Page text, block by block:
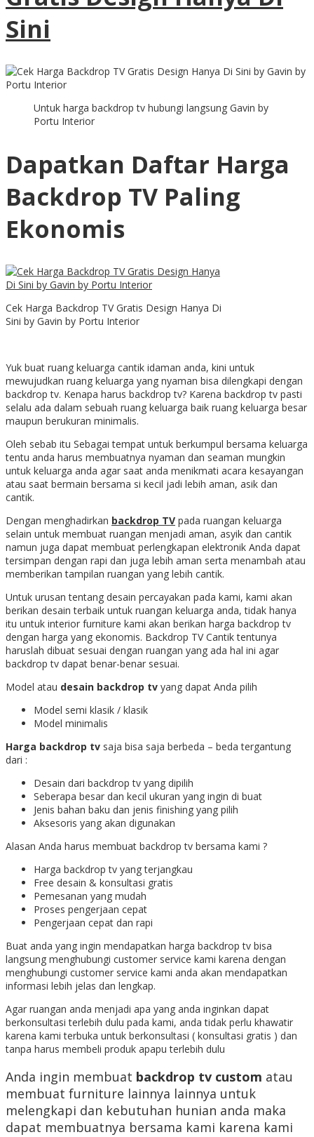
Sini
Untuk harga backdrop tv hubungi langsung Gavin by
Portu Interior
Dapatkan Daftar Harga
Backdrop TV Paling
Ekonomis
Cek Harga Backdrop TV Gratis Design Hanya Di
Sini by Gavin by Portu Interior
Yuk buat ruang keluarga cantik idaman anda, kini untuk
mewujudkan ruang keluarga yang nyaman bisa dilengkapi dengan
backdrop tv. Kenapa harus backdrop tv? Karena backdrop tv pasti
selalu ada dalam sebuah ruang keluarga baik ruang keluarga besar
maupun berukuran minimalis.
Oleh sebab itu Sebagai tempat untuk berkumpul bersama keluarga
tentu anda harus membuatnya nyaman dan seaman mungkin
untuk keluarga anda agar saat anda menikmati acara kesayangan
atau saat bermain bersama si kecil jadi lebih aman, asik dan
cantik.
Dengan menghadirkan backdrop TV pada ruangan keluarga
selain untuk membuat ruangan menjadi aman, asyik dan cantik
namun juga dapat membuat perlengkapan elektronik Anda dapat
tersimpan dengan rapi dan juga lebih aman serta menambah atau
memberikan tampilan ruangan yang lebih cantik.
Untuk urusan tentang desain percayakan pada kami, kami akan
berikan desain terbaik untuk ruangan keluarga anda, tidak hanya
itu untuk interior furniture kami akan berikan harga backdrop tv
dengan harga yang ekonomis. Backdrop TV Cantik tentunya
haruslah dibuat sesuai dengan ruangan yang ada hal ini agar
backdrop tv dapat benar-benar sesuai.
Model atau desain backdrop tv yang dapat Anda pilih
Model semi klasik / klasik
Model minimalis
Harga backdrop tv saja bisa saja berbeda – beda tergantung
dari :
Desain dari backdrop tv yang dipilih
Seberapa besar dan kecil ukuran yang ingin di buat
Jenis bahan baku dan jenis finishing yang pilih
Aksesoris yang akan digunakan
Alasan Anda harus membuat backdrop tv bersama kami ?
Harga backdrop tv yang terjangkau
Free desain & konsultasi gratis
Pemesanan yang mudah
Proses pengerjaan cepat
Pengerjaan cepat dan rapi
Buat anda yang ingin mendapatkan harga backdrop tv bisa
langsung menghubungi customer service kami karena dengan
menghubungi customer service kami anda akan mendapatkan
informasi lebih jelas dan lengkap.
Agar ruangan anda menjadi apa yang anda inginkan dapat
berkonsultasi terlebih dulu pada kami, anda tidak perlu khawatir
karena kami terbuka untuk berkonsultasi ( konsultasi gratis ) dan
tanpa harus membeli produk apapu terlebih dulu
Anda ingin membuat backdrop tv custom atau
membuat furniture lainnya lainnya untuk
melengkapi dan kebutuhan hunian anda maka
dapat membuatnya bersama kami karena kami